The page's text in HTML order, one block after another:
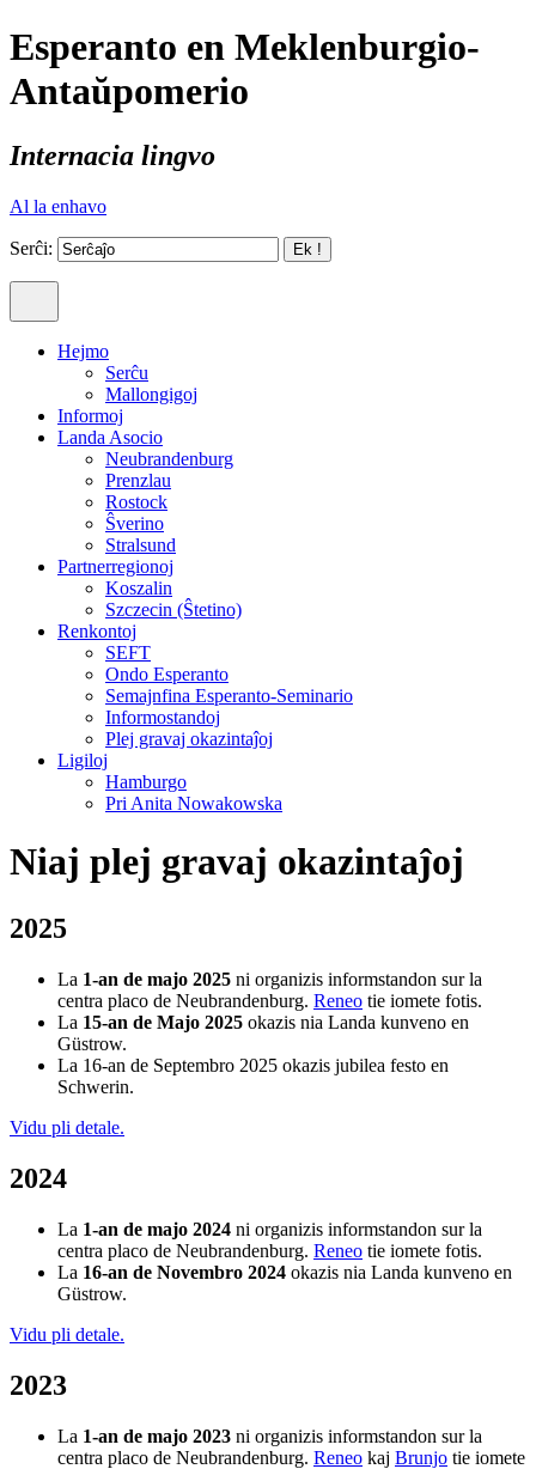
Esperanto en Meklenburgio-
Antaŭpomerio
Internacia lingvo
Al la enhavo
Serĉi:
Hejmo
Serĉu
Mallongigoj
Informoj
Landa Asocio
Neubrandenburg
Prenzlau
Rostock
Ŝverino
Stralsund
Partnerregionoj
Koszalin
Szczecin (Ŝtetino)
Renkontoj
SEFT
Ondo Esperanto
Semajnfina Esperanto-Seminario
Informostandoj
Plej gravaj okazintaĵoj
Ligiloj
Hamburgo
Pri Anita Nowakowska
Niaj plej gravaj okazintaĵoj
2025
La 1-an de majo 2025 ni organizis informstandon sur la
centra placo de Neubrandenburg. Reneo tie iomete fotis.
La 15-an de Majo 2025 okazis nia Landa kunveno en
Güstrow.
La 16-an de Septembro 2025 okazis jubilea festo en
Schwerin.
Vidu pli detale.
2024
La 1-an de majo 2024 ni organizis informstandon sur la
centra placo de Neubrandenburg. Reneo tie iomete fotis.
La 16-an de Novembro 2024 okazis nia Landa kunveno en
Güstrow.
Vidu pli detale.
2023
La 1-an de majo 2023 ni organizis informstandon sur la
centra placo de Neubrandenburg. Reneo kaj Brunjo tie iomete